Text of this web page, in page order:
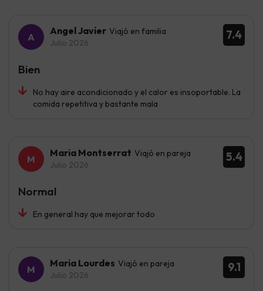
7.4
Angel Javier Viajó en familia
Julio 2026
No hay aire acondicionado y el calor es insoportable. La
comida repetitiva y bastante mala
Bien
5.4
Maria Montserrat Viajó en pareja
Julio 2026
En general hay que mejorar todo
Normal
9.1
Maria Lourdes Viajó en pareja
Julio 2026